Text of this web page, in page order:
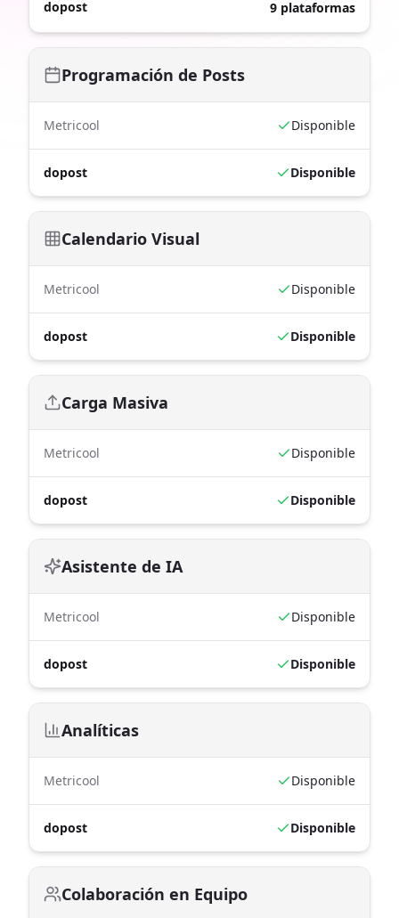
dopost 9 plataformas
Programación de Posts
Metricool Disponible
dopost Disponible
Calendario Visual
Metricool Disponible
dopost Disponible
Carga Masiva
Metricool Disponible
dopost Disponible
Asistente de IA
Metricool Disponible
dopost Disponible
Analíticas
Metricool Disponible
dopost Disponible
Colaboración en Equipo